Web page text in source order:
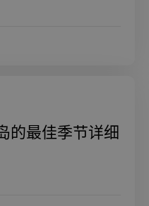
的最佳季节详细